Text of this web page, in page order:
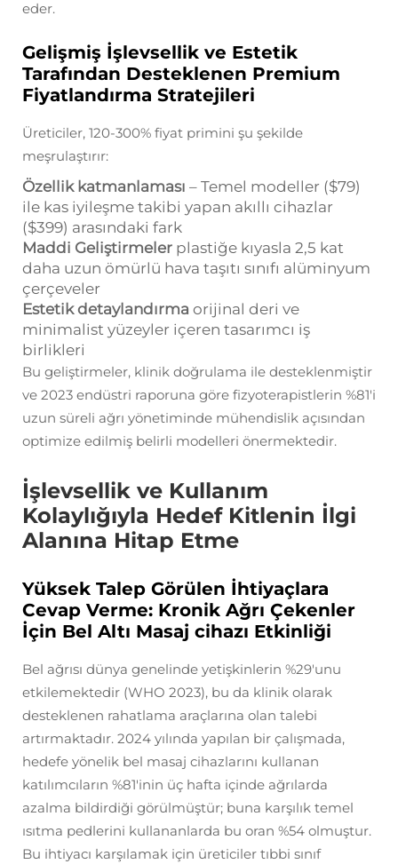
eder.
Gelişmiş İşlevsellik ve Estetik
Tarafından Desteklenen Premium
Fiyatlandırma Stratejileri
Üreticiler, 120-300% fiyat primini şu şekilde
meşrulaştırır:
Özellik katmanlaması – Temel modeller ($79)
ile kas iyileşme takibi yapan akıllı cihazlar
($399) arasındaki fark
Maddi Geliştirmeler plastiğe kıyasla 2,5 kat
daha uzun ömürlü hava taşıtı sınıfı alüminyum
çerçeveler
Estetik detaylandırma orijinal deri ve
minimalist yüzeyler içeren tasarımcı iş
birlikleri
Bu geliştirmeler, klinik doğrulama ile desteklenmiştir
ve 2023 endüstri raporuna göre fizyoterapistlerin %81'i
uzun süreli ağrı yönetiminde mühendislik açısından
optimize edilmiş belirli modelleri önermektedir.
İşlevsellik ve Kullanım
Kolaylığıyla Hedef Kitlenin İlgi
Alanına Hitap Etme
Yüksek Talep Görülen İhtiyaçlara
Cevap Verme: Kronik Ağrı Çekenler
İçin Bel Altı Masaj cihazı Etkinliği
Bel ağrısı dünya genelinde yetişkinlerin %29'unu
etkilemektedir (WHO 2023), bu da klinik olarak
desteklenen rahatlama araçlarına olan talebi
artırmaktadır. 2024 yılında yapılan bir çalışmada,
hedefe yönelik bel masaj cihazlarını kullanan
katılımcıların %81'inin üç hafta içinde ağrılarda
azalma bildirdiği görülmüştür; buna karşılık temel
ısıtma pedlerini kullananlarda bu oran %54 olmuştur.
Bu ihtiyacı karşılamak için üreticiler tıbbi sınıf